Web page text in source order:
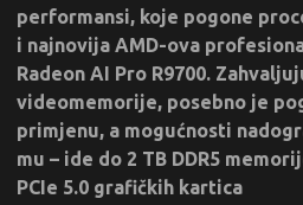
performansi, koje pogone
i najnovija AMD-ova
Radeon AI Pro R9700.
videomemorije, posebno je
primjenu, a mogućnosti
mu – ide do 2 TB DDR5
PCIe 5.0 grafičkih kartica